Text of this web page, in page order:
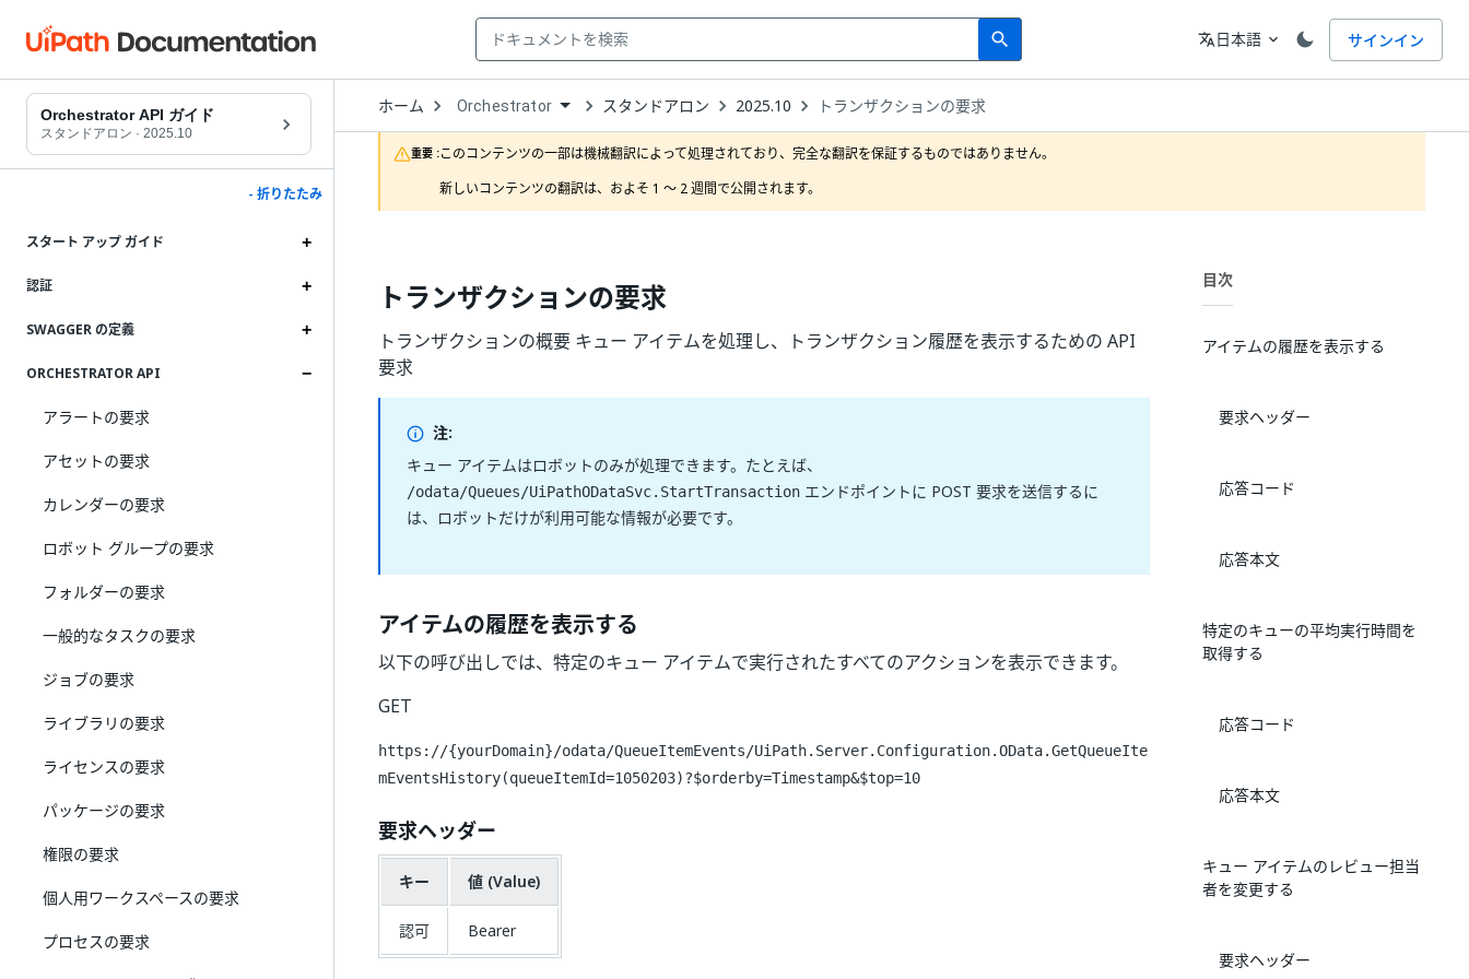
search
Search 言語
translate日本語 expand_more サインイン
Orchestrator API ガイド
スタンドアロン · 2025.10
- 折りたたみ
スタート アップ ガイド
認証
SWAGGER の定義
ORCHESTRATOR API
アラートの要求
アセットの要求
カレンダーの要求
ロボット グループの要求
フォルダーの要求
一般的なタスクの要求
ジョブの要求
ライブラリの要求
ライセンスの要求
パッケージの要求
権限の要求
個人用ワークスペースの要求
プロセスの要求
ホーム Open
Dropdown
to
choose
product
Orchestrator スタンドアロン 2025.10 トランザクションの要求
重要 :このコンテンツの一部は機械翻訳によって処理されており、完全な翻訳を保証するものではありません。
新しいコンテンツの翻訳は、およそ 1 ～ 2 週間で公開されます。
トランザクションの要求
トランザクションの概要 キュー アイテムを処理し、トランザクション履歴を表示するための API
要求
注:
キュー アイテムはロボットのみが処理できます。たとえば、
/odata/Queues/UiPathODataSvc.StartTransaction エンドポイントに POST 要求を送信するに
は、ロボットだけが利用可能な情報が必要です。
アイテムの履歴を表示する
以下の呼び出しでは、特定のキュー アイテムで実行されたすべてのアクションを表示できます。
GET
https://{yourDomain}/odata/QueueItemEvents/UiPath.Server.Configuration.OData.GetQueueIte
mEventsHistory(queueItemId=1050203)?$orderby=Timestamp&$top=10
要求ヘッダー
キー 値 (Value)
認可 Bearer
目次
アイテムの履歴を表示する
要求ヘッダー
応答コード
応答本文
特定のキューの平均実行時間を
取得する
応答コード
応答本文
キュー アイテムのレビュー担当
者を変更する
要求ヘッダー